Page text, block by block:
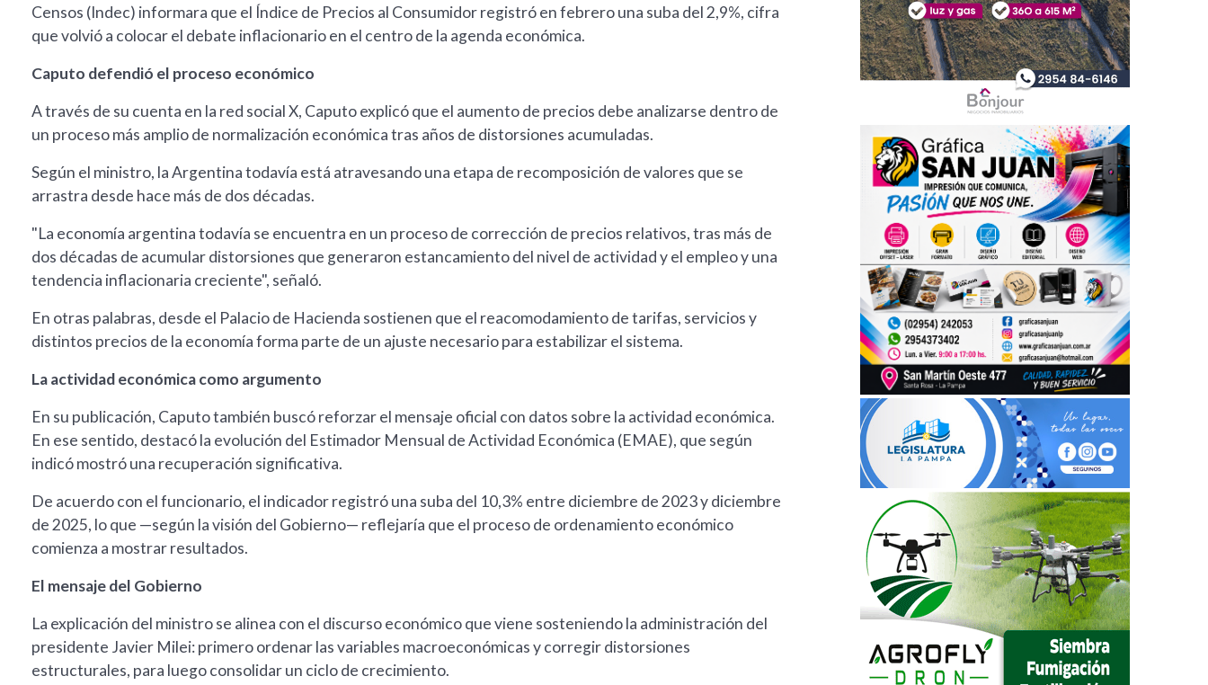
Censos (Indec) informara que el Índice de Precios al Consumidor registró en febrero una suba del 2,9%, cifra
que volvió a colocar el debate inflacionario en el centro de la agenda económica.
Caputo defendió el proceso económico
A través de su cuenta en la red social X, Caputo explicó que el aumento de precios debe analizarse dentro de
un proceso más amplio de normalización económica tras años de distorsiones acumuladas.
Según el ministro, la Argentina todavía está atravesando una etapa de recomposición de valores que se
arrastra desde hace más de dos décadas.
"La economía argentina todavía se encuentra en un proceso de corrección de precios relativos, tras más de
dos décadas de acumular distorsiones que generaron estancamiento del nivel de actividad y el empleo y una
tendencia inflacionaria creciente", señaló.
En otras palabras, desde el Palacio de Hacienda sostienen que el reacomodamiento de tarifas, servicios y
distintos precios de la economía forma parte de un ajuste necesario para estabilizar el sistema.
La actividad económica como argumento
En su publicación, Caputo también buscó reforzar el mensaje oficial con datos sobre la actividad económica.
En ese sentido, destacó la evolución del Estimador Mensual de Actividad Económica (EMAE), que según
indicó mostró una recuperación significativa.
De acuerdo con el funcionario, el indicador registró una suba del 10,3% entre diciembre de 2023 y diciembre
de 2025, lo que —según la visión del Gobierno— reflejaría que el proceso de ordenamiento económico
comienza a mostrar resultados.
El mensaje del Gobierno
La explicación del ministro se alinea con el discurso económico que viene sosteniendo la administración del
presidente Javier Milei: primero ordenar las variables macroeconómicas y corregir distorsiones
estructurales, para luego consolidar un ciclo de crecimiento.